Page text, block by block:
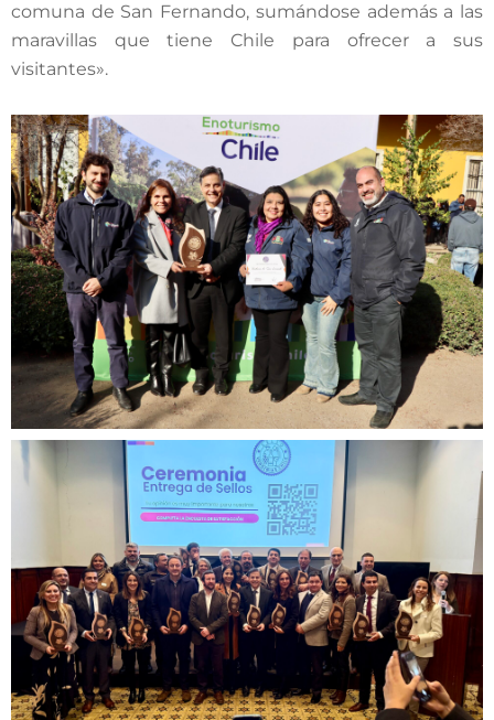
comuna de San Fernando, sumándose además a las
maravillas que tiene Chile para ofrecer a sus
visitantes».